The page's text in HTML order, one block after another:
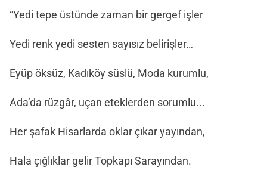
“Yedi tepe üstünde zaman bir gergef işler
Yedi renk yedi sesten sayısız belirişler…
Eyüp öksüz, Kadıköy süslü, Moda kurumlu,
Ada’da rüzgâr, uçan eteklerden sorumlu...
Her şafak Hisarlarda oklar çıkar yayından,
Hala çığlıklar gelir Topkapı Sarayından.